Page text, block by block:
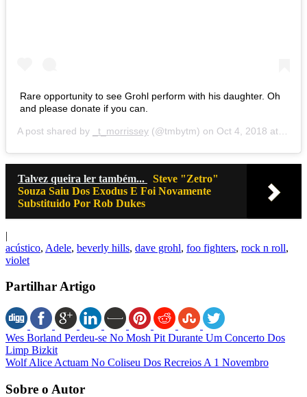
Rare opportunity to see Grohl perform with his daughter. Oh
and please donate if you can.
A post shared by _t_morrissey (@tmbytm) on Oct 4, 2018 at 10:40pm PDT
Talvez queira ler também...
Steve "Zetro"
Souza Saiu Dos Exodus E Foi Novamente
Substituido Por Rob Dukes
|
acústico, Adele, beverly hills, dave grohl, foo fighters, rock n roll,
violet
Partilhar Artigo
Wes Borland Perdeu-se No Mosh Pit Durante Um Concerto Dos
Limp Bizkit
Wolf Alice Actuam No Coliseu Dos Recreios A 1 Novembro
Sobre o Autor